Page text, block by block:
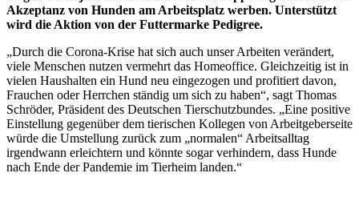
Akzeptanz von Hunden am Arbeitsplatz werben. Unterstützt
wird die Aktion von der Futtermarke Pedigree.
„Durch die Corona-Krise hat sich auch unser Arbeiten verändert,
viele Menschen nutzen vermehrt das Homeoffice. Gleichzeitig ist in
vielen Haushalten ein Hund neu eingezogen und profitiert davon,
Frauchen oder Herrchen ständig um sich zu haben“, sagt Thomas
Schröder, Präsident des Deutschen Tierschutzbundes. „Eine positive
Einstellung gegenüber dem tierischen Kollegen von Arbeitgeberseite
würde die Umstellung zurück zum „normalen“ Arbeitsalltag
irgendwann erleichtern und könnte sogar verhindern, dass Hunde
nach Ende der Pandemie im Tierheim landen.“